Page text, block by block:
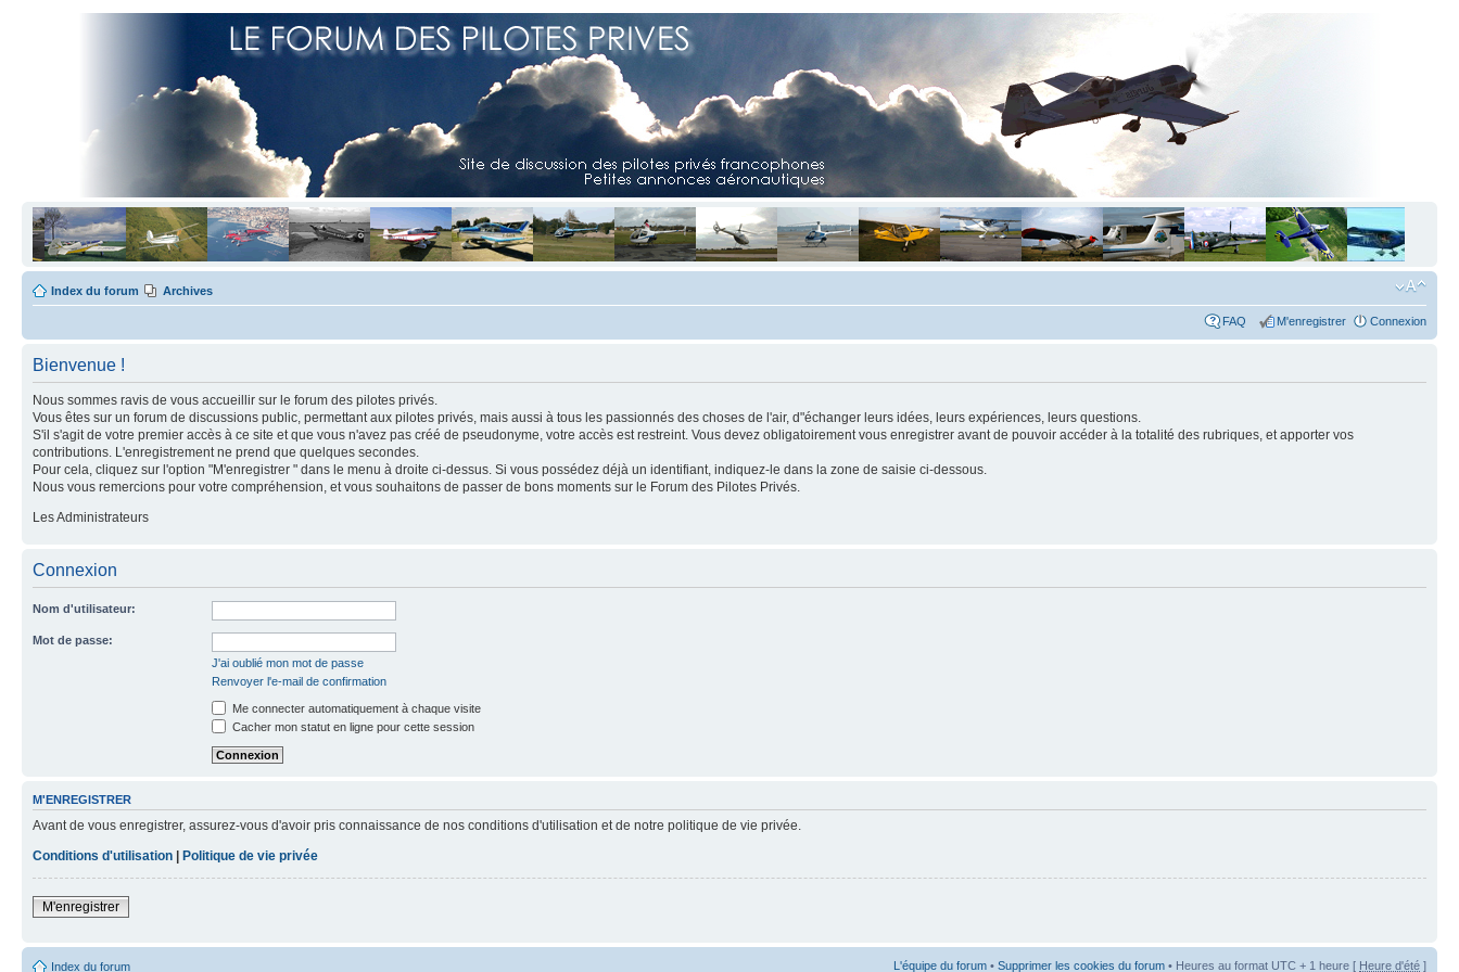
Index du forum Archives
FAQ M'enregistrer Connexion
Bienvenue !
Nous sommes ravis de vous accueillir sur le forum des pilotes privés.
Vous êtes sur un forum de discussions public, permettant aux pilotes privés, mais aussi à tous les passionnés des choses de l'air, d"échanger leurs idées, leurs expériences, leurs questions.
S'il s'agit de votre premier accès à ce site et que vous n'avez pas créé de pseudonyme, votre accès est restreint. Vous devez obligatoirement vous enregistrer avant de pouvoir accéder à la totalité des rubriques, et apporter vos
contributions. L'enregistrement ne prend que quelques secondes.
Pour cela, cliquez sur l'option "M'enregistrer " dans le menu à droite ci-dessus. Si vous possédez déjà un identifiant, indiquez-le dans la zone de saisie ci-dessous.
Nous vous remercions pour votre compréhension, et vous souhaitons de passer de bons moments sur le Forum des Pilotes Privés.
Les Administrateurs
Connexion
Nom d'utilisateur:
Mot de passe:
J'ai oublié mon mot de passe
Renvoyer l'e-mail de confirmation
Me connecter automatiquement à chaque visite
Cacher mon statut en ligne pour cette session
M'ENREGISTRER
Avant de vous enregistrer, assurez-vous d'avoir pris connaissance de nos conditions d'utilisation et de notre politique de vie privée.
Conditions d'utilisation | Politique de vie privée
M'enregistrer
Index du forum L'équipe du forum • Supprimer les cookies du forum • Heures au format UTC + 1 heure [ Heure d'été ]